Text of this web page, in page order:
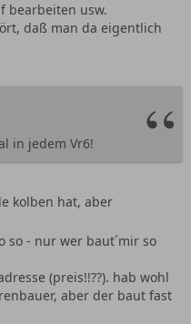
bearbeiten usw.
daß man da eigentlich
in jedem Vr6!
kolben hat, aber
so - nur wer baut´mir so
(preis!!??). hab wohl
aber der baut fast